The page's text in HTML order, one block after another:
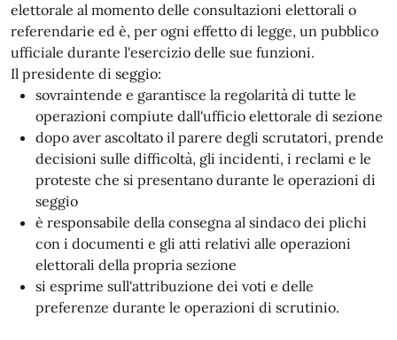
elettorale al momento delle consultazioni elettorali o
referendarie ed è, per ogni effetto di legge, un pubblico
ufficiale durante l'esercizio delle sue funzioni.
Il presidente di seggio:
sovraintende e garantisce la regolarità di tutte le
operazioni compiute dall'ufficio elettorale di sezione
dopo aver ascoltato il parere degli scrutatori, prende
decisioni sulle difficoltà, gli incidenti, i reclami e le
proteste che si presentano durante le operazioni di
seggio
è responsabile della consegna al sindaco dei plichi
con i documenti e gli atti relativi alle operazioni
elettorali della propria sezione
si esprime sull'attribuzione dei voti e delle
preferenze durante le operazioni di scrutinio.